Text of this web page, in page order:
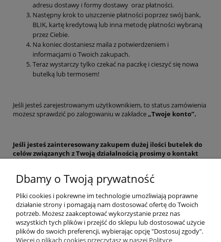
adresu dostawy i formy dostawy oraz płatności.
Następny krok to uiszczenie płatności poprzez swój bank,
BLIK, kartę kredytową lub inna metodę płatności wybraną
przez Ciebie.
Na koniec dostaniesz maila z potwierdzeniem i
informacjami o Twoich zakupach.
Teraz wystarczy tylko czekać na paczkę i cieszyć się nowa
butelką lub termosem!
Jeśli jesteś zarejestrowanym użytkownikiem, to status zamówienia
możesz sprawdzić po zalogowaniu w zakładce„Twoje konto”.
Jeśli jesteś zainteresowany zakupem dużej ilości butelek do
celów związanych z Twoją działalnością prosimy o kontakt
POMOC
MOJE KONTO
Dbamy o Twoją prywatność
Pliki cookies i pokrewne im technologie umożliwiają poprawne
działanie strony i pomagają nam dostosować ofertę do Twoich
potrzeb. Możesz zaakceptować wykorzystanie przez nas
wszystkich tych plików i przejść do sklepu lub dostosować użycie
plików do swoich preferencji, wybierając opcję "Dostosuj zgody".
Więcej o plikach cookies przeczytasz w naszej Polityce